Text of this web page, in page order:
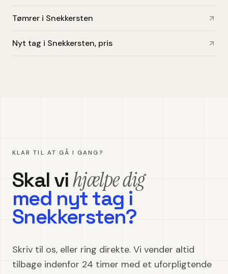
Tømrer i Snekkersten
Nyt tag i Snekkersten, pris
KLAR TIL AT GÅ I GANG?
Skal vihjælpe dig
med nyt tag i
Snekkersten?
Skriv til os, eller ring direkte. Vi vender altid
tilbage indenfor 24 timer med et uforpligtende